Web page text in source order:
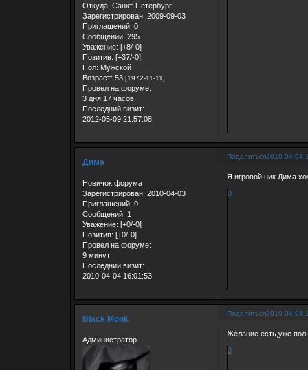
Откуда: Санкт-Петербург
Зарегистрирован: 2009-09-03
Приглашений: 0
Сообщений: 295
Уважение: [+8/-0]
Позитив: [+37/-0]
Пол: Мужской
Возраст: 53 [1972-11-11]
Провел на форуме:
3 дня 17 часов
Последний визит:
2012-05-09 21:57:08
Поделиться2010-04-04
Дима
Новичок форума
Зарегистрирован: 2010-04-03
Приглашений: 0
Сообщений: 1
Уважение: [+0/-0]
Позитив: [+0/-0]
Провел на форуме:
9 минут
Последний визит:
2010-04-04 16:01:53
Я игровой ник Дима
0
Поделиться2010-04-04
Black Monk
Администратор
Желание есть,уже пол
0